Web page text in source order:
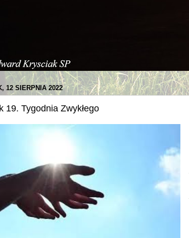
12 SIERPNIA 2022
19. Tygodnia Zwykłego